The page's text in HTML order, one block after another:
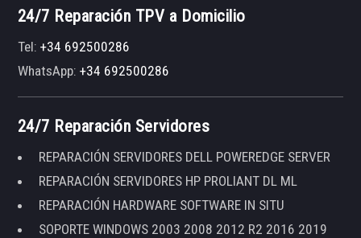
24/7 Reparación TPV a Domicilio
Tel:+34 692500286
WhatsApp:+34 692500286
24/7 Reparación Servidores
REPARACIÓN SERVIDORES DELL POWEREDGE SERVER
REPARACIÓN SERVIDORES HP PROLIANT DL ML
REPARACIÓN HARDWARE SOFTWARE IN SITU
SOPORTE WINDOWS 2003 2008 2012 R2 2016 2019